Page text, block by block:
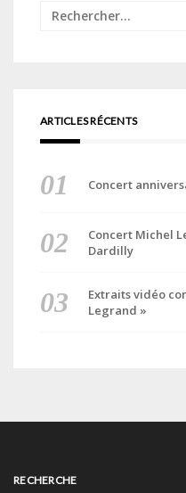
Rechercher :
ARTICLES RÉCENTS
Concert
Concert Michel
Dardilly
Extraits vidéo
Legrand »
RECHERCHE